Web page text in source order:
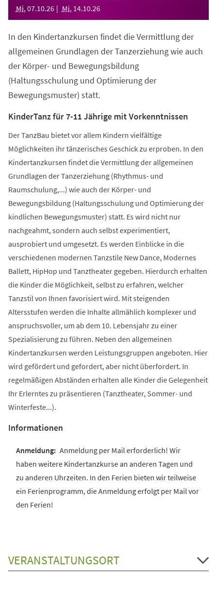
Mi, 07.10.26 Mi, 14.10.26
In den Kindertanzkursen findet die Vermittlung der
allgemeinen Grundlagen der Tanzerziehung wie auch
der Körper- und Bewegungsbildung
(Haltungsschulung und Optimierung der
Bewegungsmuster) statt.
KinderTanz für 7-11 Jährige mit Vorkenntnissen
Der TanzBau bietet vor allem Kindern vielfältige
Möglichkeiten ihr tänzerisches Geschick zu erproben. In den
Kindertanzkursen findet die Vermittlung der allgemeinen
Grundlagen der Tanzerziehung (Rhythmus- und
Raumschulung,...) wie auch der Körper- und
Bewegungsbildung (Haltungsschulung und Optimierung der
kindlichen Bewegungsmuster) statt. Es wird nicht nur
nachgeahmt, sondern auch selbst experimentiert,
ausprobiert und umgesetzt. Es werden Einblicke in die
verschiedenen modernen Tanzstile New Dance, Modernes
Ballett, HipHop und Tanztheater gegeben. Hierdurch erhalten
die Kinder die Möglichkeit, selbst zu erfahren, welcher
Tanzstil von Ihnen favorisiert wird. Mit steigenden
Altersstufen werden die Inhalte allmählich komplexer und
anspruchsvoller, um ab dem 10. Lebensjahr zu einer
Spezialisierung zu führen. Neben den allgemeinen
Kindertanzkursen werden Leistungsgruppen angeboten. Hier
wird gefördert und gefordert, aber nicht überfordert. In
regelmäßigen Abständen erhalten alle Kinder die Gelegenheit
Ihr Erlerntes zu präsentieren (Tanztheater, Sommer- und
Winterfeste...).
Informationen
Anmeldung per Mail erforderlich! Wir
haben weitere Kindertanzkurse an anderen Tagen und
zu anderen Uhrzeiten. In den Ferien bieten wir teilweise
ein Ferienprogramm, die Anmeldung erfolgt per Mail vor
den Ferien!
VERANSTALTUNGSORT